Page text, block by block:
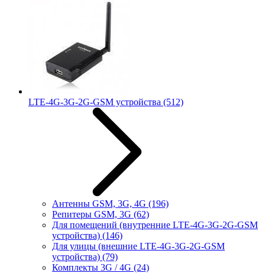
LTE-4G-3G-2G-GSM устройства (512)
Антенны GSM, 3G, 4G (196)
Репитеры GSM, 3G (62)
Для помещений (внутренние LTE-4G-3G-2G-GSM
устройства) (146)
Для улицы (внешние LTE-4G-3G-2G-GSM
устройства) (79)
Комплекты 3G / 4G (24)